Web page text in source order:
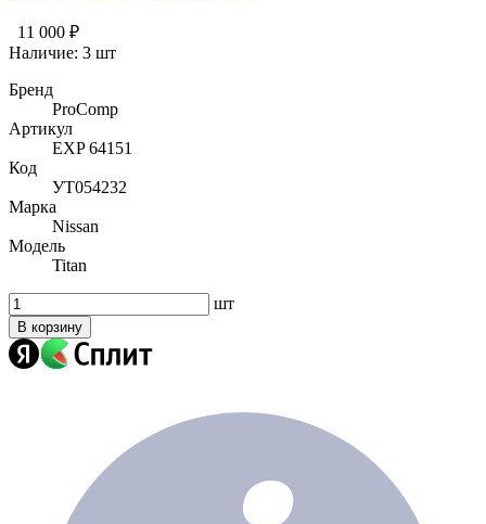
11 000 ₽
Наличие: 3 шт
Бренд
ProComp
Артикул
EXP 64151
Код
УТ054232
Марка
Nissan
Модель
Titan
шт
В корзину